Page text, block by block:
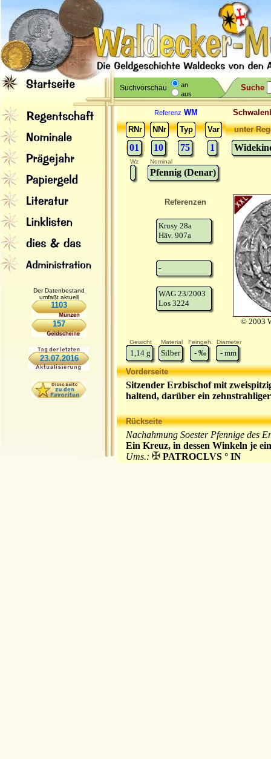
Suchvorschau
an
aus
Suche
Der Datenbestand
umfaßt aktuell
1103
157
23.07.2016
Referenz WM
RNr
NNr Typ Var
01 10 75 1
unter
Wz Nominal
Pfennig (Denar)
Referenzen
Krusy 28a
Häv. 907a
-
WAG 23/2003
Los 3224
© 2003
Gewicht Material Feingeh. Diameter
1,14 g Silber - ‰ - mm
Vorderseite
Sitzender Erzbischof mit
haltend, darüber ein
Rückseite
Nachahmung Soester Pfennige des
Ein Kreuz, in dessen Winkeln je
Ums.:
PATROCLVS ° IN